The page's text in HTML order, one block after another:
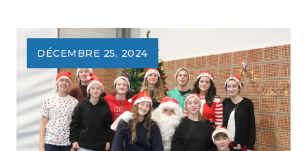
2025
–
UNE
SEMAINE
ENTRE
BASKET,
FUN
ET
DÉCEMBRE 25, 2024